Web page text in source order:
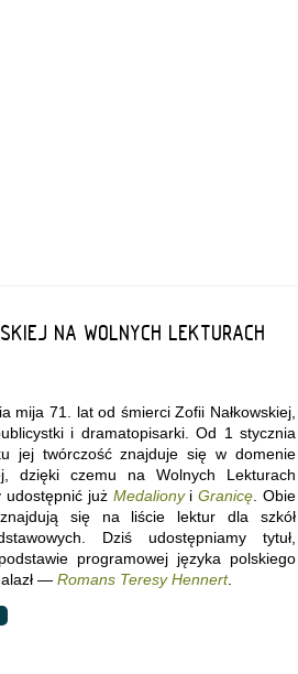
NA WOLNYCH LEKTURACH
mija 71. lat od śmierci Zofii Nałkowskiej,
i dramatopisarki. Od 1 stycznia
jej twórczość znajduje się w domenie
dzięki czemu na Wolnych Lekturach
udostępnić już MedalionyiGranicę. Obie
się na liście lektur dla szkół
Dziś udostępniamy tytuł,
programowej języka polskiego
— Romans Teresy Hennert.